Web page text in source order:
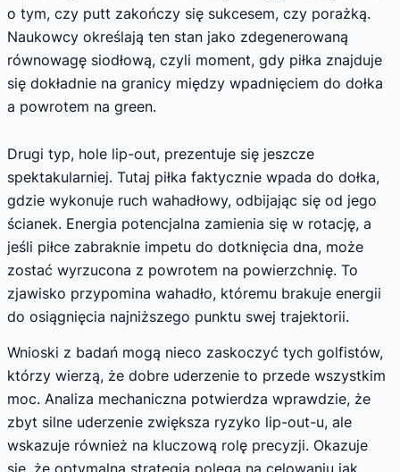
o tym, czy putt zakończy się sukcesem, czy porażką.
Naukowcy określają ten stan jako zdegenerowaną
równowagę siodłową, czyli moment, gdy piłka znajduje
się dokładnie na granicy między wpadnięciem do dołka
a powrotem na green.
Drugi typ, hole lip-out, prezentuje się jeszcze
spektakularniej. Tutaj piłka faktycznie wpada do dołka,
gdzie wykonuje ruch wahadłowy, odbijając się od jego
ścianek. Energia potencjalna zamienia się w rotację, a
jeśli piłce zabraknie impetu do dotknięcia dna, może
zostać wyrzucona z powrotem na powierzchnię. To
zjawisko przypomina wahadło, któremu brakuje energii
do osiągnięcia najniższego punktu swej trajektorii.
Wnioski z badań mogą nieco zaskoczyć tych golfistów,
którzy wierzą, że dobre uderzenie to przede wszystkim
moc. Analiza mechaniczna potwierdza wprawdzie, że
zbyt silne uderzenie zwiększa ryzyko lip-out-u, ale
wskazuje również na kluczową rolę precyzji. Okazuje
się, że optymalna strategia polega na celowaniu jak